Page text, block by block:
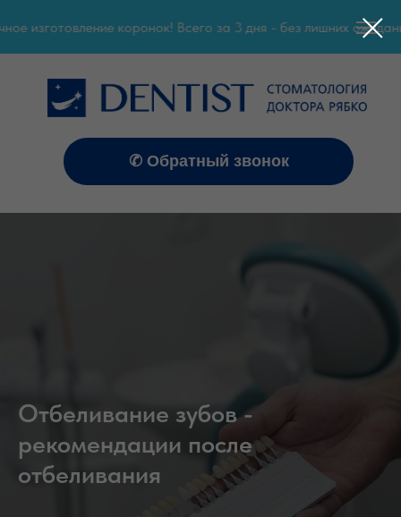
изготовление коронок! Всего за 3 дня - без лишних ожиданий!
✆ Обратный звонок
Отбеливание зубов -
рекомендации после
отбеливания